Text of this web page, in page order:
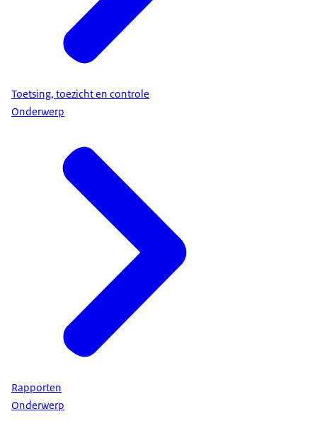
Toetsing, toezicht en controle
Onderwerp
Rapporten
Onderwerp